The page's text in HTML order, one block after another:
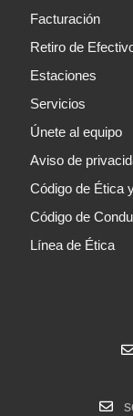
Facturación
Retiro de
Estaciones
Servicios
Únete al equipo
Aviso de
Código de Ética
Código de
Línea de Ética